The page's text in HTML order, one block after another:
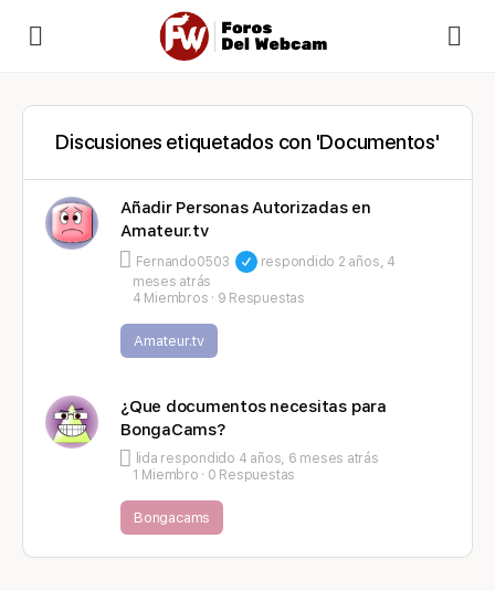
Discusiones etiquetados con 'Documentos'
Añadir Personas Autorizadas en
Amateur.tv
Fernando0503 respondido 2 años, 4
meses atrás
4 Miembros · 9 Respuestas
Amateur.tv
¿Que documentos necesitas para
BongaCams?
lida respondido 4 años, 6 meses atrás
1 Miembro · 0 Respuestas
Bongacams